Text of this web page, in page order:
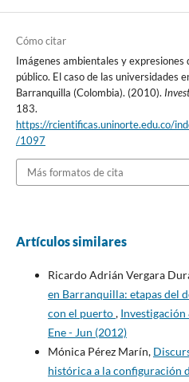
Cómo citar
Imágenes ambientales y expresiones
público. El caso de las universidades
Barranquilla (Colombia). (2010).
183.
https://rcientificas.uninorte.edu.co/
/1097
Más formatos de cita
Artículos similares
Ricardo Adrián Vergara
en Barranquilla: etapas del
con el puerto,
Ene - Jun (2012)
Mónica Pérez Marín,
histórica a la